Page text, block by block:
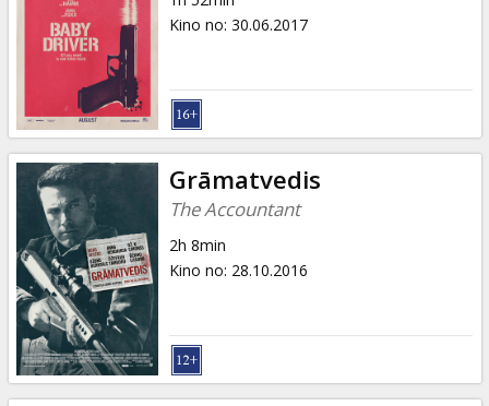
Kino no: 30.06.2017
Grāmatvedis
The Accountant
2h 8min
Kino no: 28.10.2016